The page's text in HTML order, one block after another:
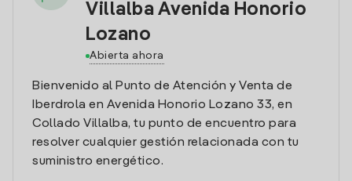
Villalba Avenida Honorio
Lozano
Abierta ahora
Bienvenido al Punto de Atención y Venta de
Iberdrola en Avenida Honorio Lozano 33, en
Collado Villalba, tu punto de encuentro para
resolver cualquier gestión relacionada con tu
suministro energético.